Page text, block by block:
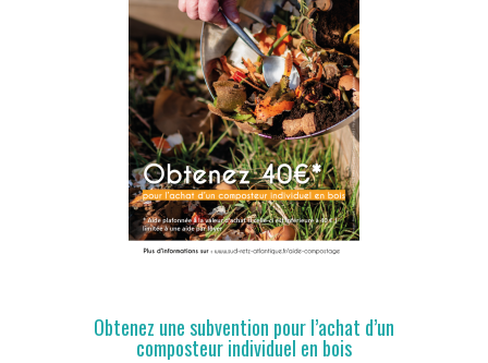
Obtenez une subvention pour l’achat d’un
composteur individuel en bois